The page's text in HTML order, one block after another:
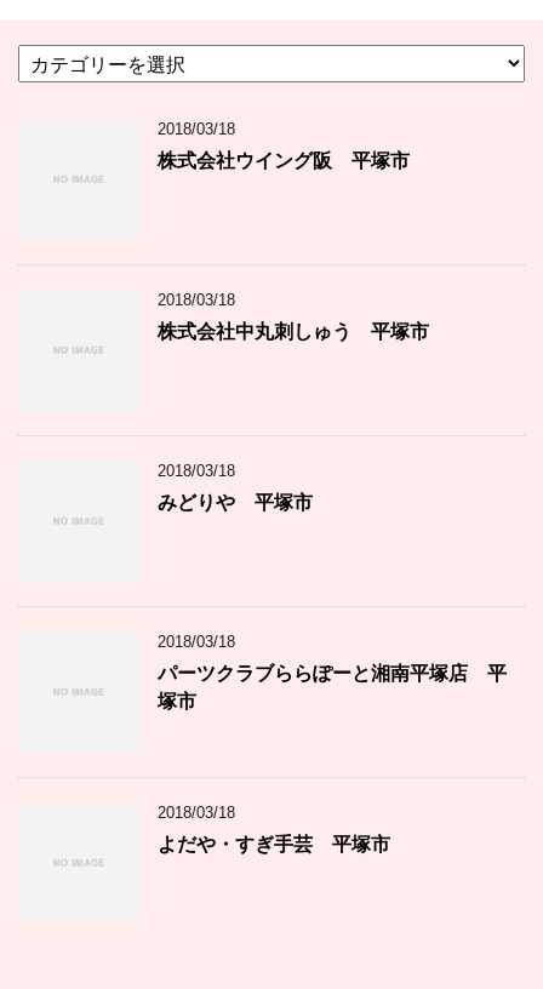
テ
2018/03/18
株式会社ウイング阪 平塚市
2018/03/18
株式会社中丸刺しゅう 平塚市
2018/03/18
みどりや 平塚市
2018/03/18
パーツクラブららぽーと湘南平塚店 平
塚市
2018/03/18
よだや・すぎ手芸 平塚市